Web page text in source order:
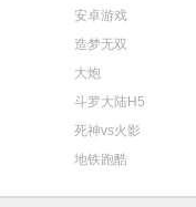
安卓游戏
造梦无双
大炮
斗罗大陆H5
死神vs火影
地铁跑酷